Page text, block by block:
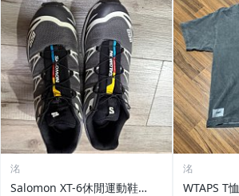
洺
Salomon XT-6休閒運動鞋…
洺
WTAPS T恤